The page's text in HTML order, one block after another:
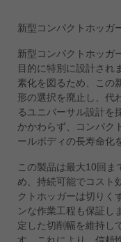
新型コンパクトホッガ
新型コンパクトホッガ
目的に特別に設計され
素化を図るため、この
形の選択を廃止し、代
るユニバーサル設計を
かかわらず、コンパク
ールボディの長寿命化
この製品は最大10回ま
め、持続可能でコスト
クトホッガーは切りく
ンな作業工程も保証し
定した切削幅を維持し
す。これにより、信頼